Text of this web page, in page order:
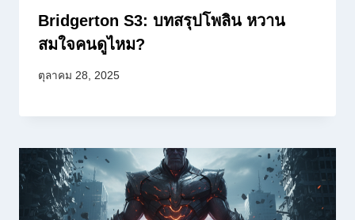
Bridgerton S3: บทสรุปโพลิน หวาน
สมใจคนดูไหม?
ตุลาคม 28, 2025